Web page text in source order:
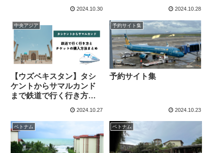
め【これで迷わない】
2024.10.30 2024.10.28
中央アジア
【ウズベキスタン】タシ
ケントからサマルカンド
まで鉄道で行く行き方と
チケットの購入方法まと
2024.10.27
予約サイト集
予約サイト集
2024.10.23
ベトナム ベトナム